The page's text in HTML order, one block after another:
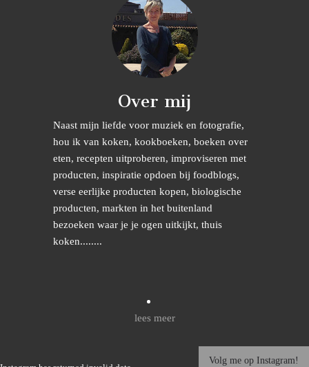
Over mij
Naast mijn liefde voor muziek en fotografie,
hou ik van koken, kookboeken, boeken over
eten, recepten uitproberen, improviseren met
producten, inspiratie opdoen bij foodblogs,
verse eerlijke producten kopen, biologische
producten, markten in het buitenland
bezoeken waar je je ogen uitkijkt, thuis
koken........
lees meer
Volg me op Instagram!